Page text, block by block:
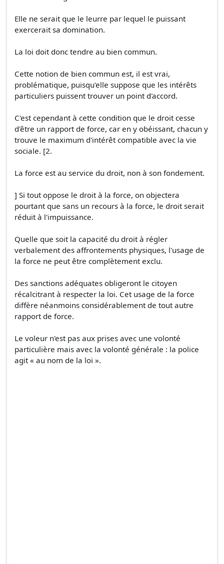
Elle ne serait que le leurre par lequel le puissant
exercerait sa domination.
La loi doit donc tendre au bien commun.
Cette notion de bien commun est, il est vrai,
problématique, puisqu'elle suppose que les intérêts
particuliers puissent trouver un point d'accord.
C'est cependant à cette condition que le droit cesse
d'être un rapport de force, car en y obéissant, chacun y
trouve le maximum d'intérêt compatible avec la vie
sociale. [2.
La force est au service du droit, non à son fondement.
] Si tout oppose le droit à la force, on objectera
pourtant que sans un recours à la force, le droit serait
réduit à l'impuissance.
Quelle que soit la capacité du droit à régler
verbalement des affrontements physiques, l'usage de
la force ne peut être complètement exclu.
Des sanctions adéquates obligeront le citoyen
récalcitrant à respecter la loi. Cet usage de la force
diffère néanmoins considérablement de tout autre
rapport de force.
Le voleur n'est pas aux prises avec une volonté
particulière mais avec la volonté générale : la police
agit « au nom de la loi ».